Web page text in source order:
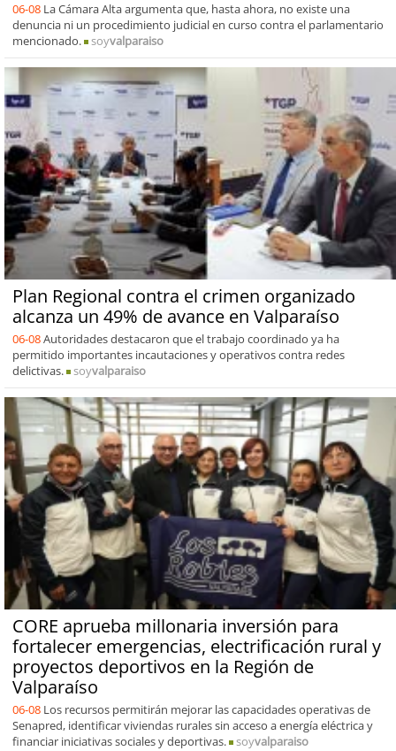
06-08 La Cámara Alta argumenta que, hasta ahora, no existe una
denuncia ni un procedimiento judicial en curso contra el parlamentario
mencionado.
soyvalparaiso
Plan Regional contra el crimen organizado
alcanza un 49% de avance en Valparaíso
06-08Autoridades destacaron que el trabajo coordinado ya ha
permitido importantes incautaciones y operativos contra redes
delictivas.
soyvalparaiso
CORE aprueba millonaria inversión para
fortalecer emergencias, electrificación rural y
proyectos deportivos en la Región de
Valparaíso
06-08 Los recursos permitirán mejorar las capacidades operativas de
Senapred, identificar viviendas rurales sin acceso a energía eléctrica y
financiar iniciativas sociales y deportivas.
soyvalparaiso